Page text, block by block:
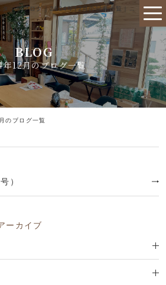
スタッフブログ｜2024年12月の記事一覧｜奈良市の漢方は三笠薬品
BLOG
12月のブログ一覧
のブログ一覧
）
ーカイブ